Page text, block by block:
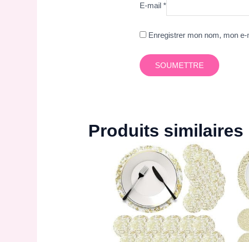
E-mail*
Enregistrer mon nom, mon
Produits similaires